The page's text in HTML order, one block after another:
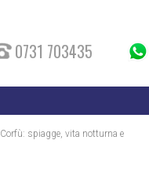
0731 703435
Corfù: spiagge, vita notturna e